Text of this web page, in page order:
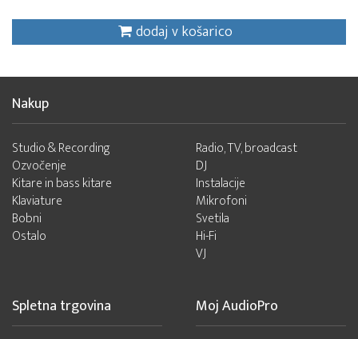
dodaj v košarico
Nakup
Studio & Recording
Ozvočenje
Kitare in bass kitare
Klaviature
Bobni
Ostalo
Radio, TV, broadcast
DJ
Instalacije
Mikrofoni
Svetila
Hi-Fi
VJ
Spletna trgovina Moj AudioPro